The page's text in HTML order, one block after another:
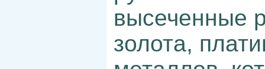
высеченные
золота,